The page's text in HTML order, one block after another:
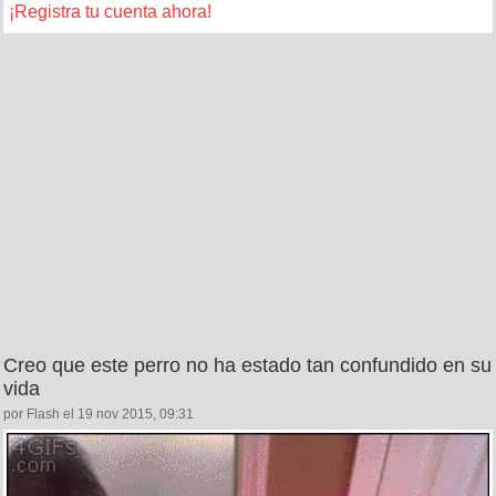
¡Registra tu cuenta ahora!
Creo que este perro no ha estado tan confundido en su
vida
por Flash el 19 nov 2015, 09:31